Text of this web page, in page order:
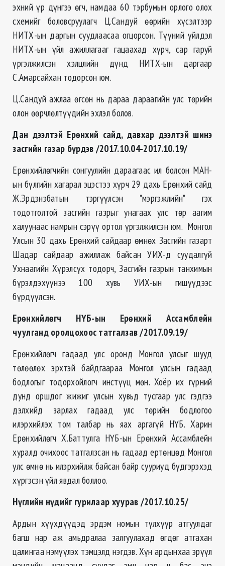
эхний үр дүнгээ өгч, намдаа 60 тэрбумын орлого олох
схемийг боловсруулагч Ц.Сандуй өөрийн хүсэлтээр
НИТХ-ын даргын суудлаасаа огцорсон. Түүний үйлдэл
НИТХ-ын үйл ажиллагааг гацаахад хүрч, сар гаруй
үргэлжилсэн хэлцлийн дүнд НИТХ-ын даргаар
С.Амарсайхан тодорсон юм.
Ц.Сандуй ажлаа өгсөн нь дараа дараагийн улс төрийн
олон өөрчлөлтүүдийн эхлэл болов.
Дан дээлтэй Ерөнхий сайд, давхар дээлтэй шинэ
засгийн газар бүрдэв /2017.10.04-2017.10.19/
Ерөнхийлөгчийн сонгуулийн дараагаас ил болсон МАН-
ын бүлгийн хагарал эцэстээ хүрч 29 дахь Ерөнхий сайд
Ж.Эрдэнэбатын тэргүүлсэн "мэргэжлийн" гэх
тодотголтой засгийн газрыг унагаах улс төр аагим
халуунаас намрын сэрүү ортол үргэлжилсэн юм. Монгол
Улсын 30 дахь Ерөнхий сайдаар өмнөх Засгийн газарт
Шадар сайдаар ажиллаж байсан УИХ-д суудалгүй
Ухнаагийн Хүрэлсүх тодорч, Засгийн газрын танхимын
бүрэлдэхүүнээ 100 хувь УИХ-ын гишүүдээс
бүрдүүлсэн.
Ерөнхийлөгч НҮБ-ын Ерөнхий Ассамблейн
чуулганд оролцохоос татгалзав /2017.09.19/
Ерөнхийлөгч гадаад улс оронд Монгол улсыг шууд
төлөөлөх эрхтэй байдгаараа Монгол улсын гадаад
бодлогыг тодорхойлогч инстүүц мөн. Хоёр их гүрний
дунд оршдог жижиг улсын хувьд тусгаар улс гэдгээ
дэлхийд зарлах гадаад улс төрийн бодлогоо
илэрхийлэх том талбар нь яах аргагүй НҮБ. Харин
Ерөнхийлөгч Х.Баттулга НҮБ-ын Ерөнхий Ассамблейн
хуралд очихоос татгалзсан нь гадаад ертөнцөд Монгол
улс өмнө нь илэрхийлж байсан байр сууриуд бүдгэрэхэд
хүргэсэн үйл явдал боллоо.
Нүглийн нүдийг гурилаар хуурав /2017.10.25/
Ардын хүүхдүүдэд эрдэм номын түлхүүр атгуулдаг
багш нар аж амьдралаа залгуулахад өгдөг атгахан
цалингаа нэмүүлэх тэмцэлд нэгдэв. Хүн ардынхаа эрүүл